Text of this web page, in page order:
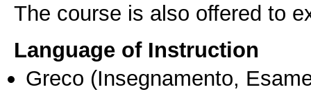
The course is also offered to
Language of Instruction
Greco (Insegnamento,